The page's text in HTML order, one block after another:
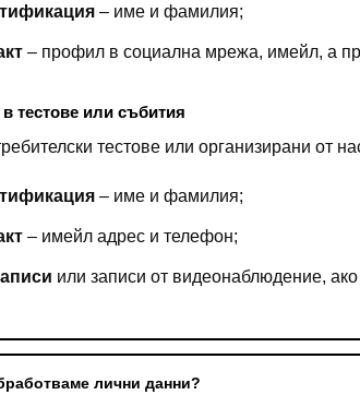
– име и фамилия;
– профил в социална мрежа, имейл, а
в тестове или събития
тестове или организирани от
– име и фамилия;
– имейл адрес и телефон;
или записи от видеонаблюдение,
лични данни?